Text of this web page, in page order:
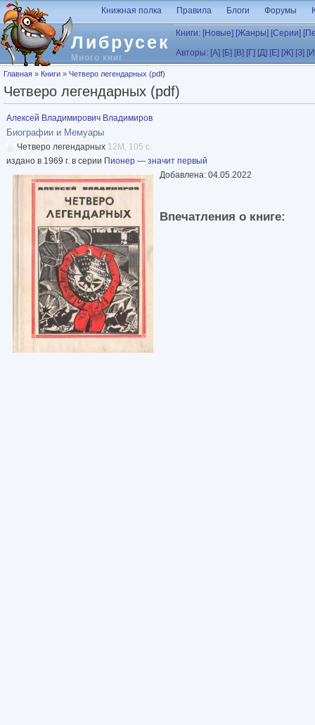
Перейти к основному содержанию
Либрусек
Много книг
Книжная полка Правила Блоги Форумы
Книги: [Новые] [Жанры] [Серии]
Авторы: [А] [Б] [В] [Г] [Д] [Е] [Ж] [З]
Вы здесь
Главная » Книги » Четверо легендарных (pdf)
Четверо легендарных (pdf)
Алексей Владимирович Владимиров
Биографии и Мемуары
Четверо легендарных 12M, 105 с.
издано в 1969 г. в серии Пионер — значит первый
Добавлена: 04.05.2022
Впечатления о книге: